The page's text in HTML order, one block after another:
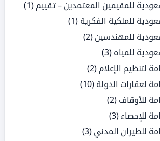
للمقيمين المعتمدين – تقييم (1)
للملكية الفكرية (1)
للمهندسين (2)
للمياه (3)
لتنظيم الإعلام (2)
لعقارات الدولة (10)
للأوقاف (2)
للإحصاء (3)
للطيران المدني (3)